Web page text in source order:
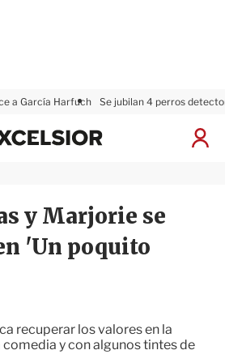
a García Harfuch Se jubilan 4 perros
I
x
i
r
y Marjorie se
'Un poquito
recuperar los valores en la
y con algunos tintes de